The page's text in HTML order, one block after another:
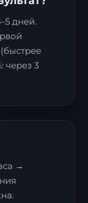
дней.
через 3
→